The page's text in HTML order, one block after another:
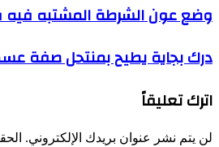
وضع
عون
المشتبه
فيه
مقتل
بباب
وضع عون الشرطة المشتبه فيه
درك
بجاية
بمنتحل
صفة
للنصب
درك بجاية يطيح بمنتحل صفة
اترك تعليقاً
لن يتم نشر عنوان بريدك الإلكتروني.